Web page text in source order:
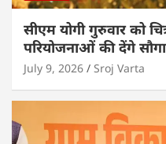
सीएम योगी गुरुवार को
परियोजनाओं की देंगे
July 9, 2026 Sroj Varta